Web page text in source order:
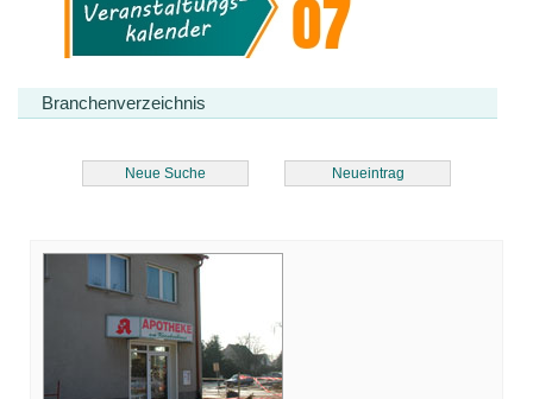
Branchenverzeichnis
Neue Suche Neueintrag